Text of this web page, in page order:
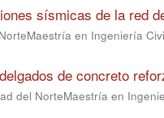
sísmicas de la red
en Ingeniería
de concreto
del NorteMaestría en